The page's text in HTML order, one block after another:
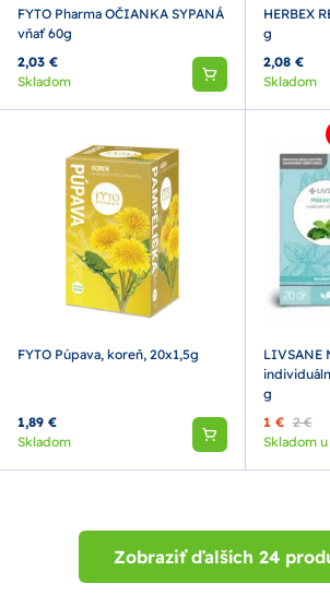
FYTO Pharma OČIANKA SYPANÁ
vňať 60g
2,03 €
Skladom
HERBEX
g
2,08 €
Skladom
FYTO Púpava, koreň, 20x1,5g
1,89 €
Skladom
LIVSANE
g
1 € 2 €
Skladom
Zobraziť ďalších 24